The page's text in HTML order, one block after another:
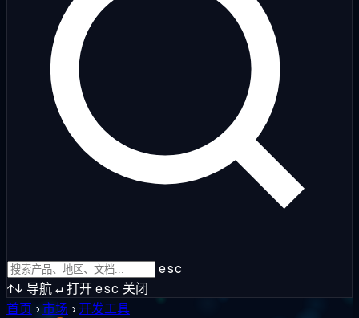
esc
↑↓ 导航↵打开esc 关闭
首页 ›市场 ›开发工具